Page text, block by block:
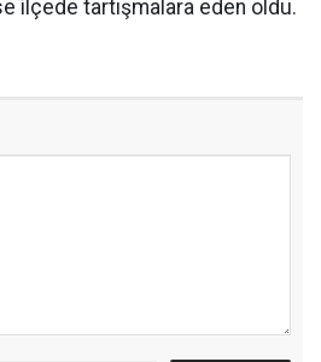
ilçede tartışmalara eden oldu.